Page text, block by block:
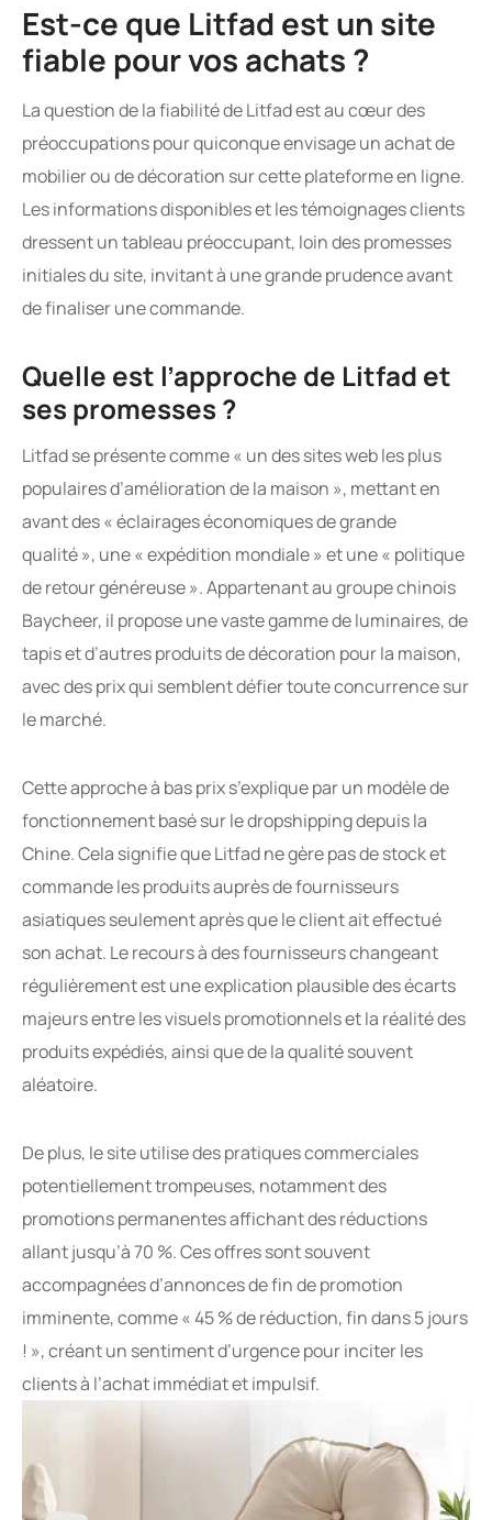
Est-ce que Litfad est un site
fiable pour vos achats ?
La question de la fiabilité de Litfad est au cœur des
préoccupations pour quiconque envisage un achat de
mobilier ou de décoration sur cette plateforme en ligne.
Les informations disponibles et les témoignages clients
dressent un tableau préoccupant, loin des promesses
initiales du site, invitant à une grande prudence avant
de finaliser une commande.
Quelle est l’approche de Litfad et
ses promesses ?
Litfad se présente comme « un des sites web les plus
populaires d’amélioration de la maison », mettant en
avant des « éclairages économiques de grande
qualité », une « expédition mondiale » et une « politique
de retour généreuse ». Appartenant au groupe chinois
Baycheer, il propose une vaste gamme de luminaires, de
tapis et d’autres produits de décoration pour la maison,
avec des prix qui semblent défier toute concurrence sur
le marché.
Cette approche à bas prix s’explique par un modèle de
fonctionnement basé sur le dropshipping depuis la
Chine. Cela signifie que Litfad ne gère pas de stock et
commande les produits auprès de fournisseurs
asiatiques seulement après que le client ait effectué
son achat. Le recours à des fournisseurs changeant
régulièrement est une explication plausible des écarts
majeurs entre les visuels promotionnels et la réalité des
produits expédiés, ainsi que de la qualité souvent
aléatoire.
De plus, le site utilise des pratiques commerciales
potentiellement trompeuses, notamment des
promotions permanentes affichant des réductions
allant jusqu’à 70 %. Ces offres sont souvent
accompagnées d’annonces de fin de promotion
imminente, comme « 45 % de réduction, fin dans 5 jours
! », créant un sentiment d’urgence pour inciter les
clients à l’achat immédiat et impulsif.